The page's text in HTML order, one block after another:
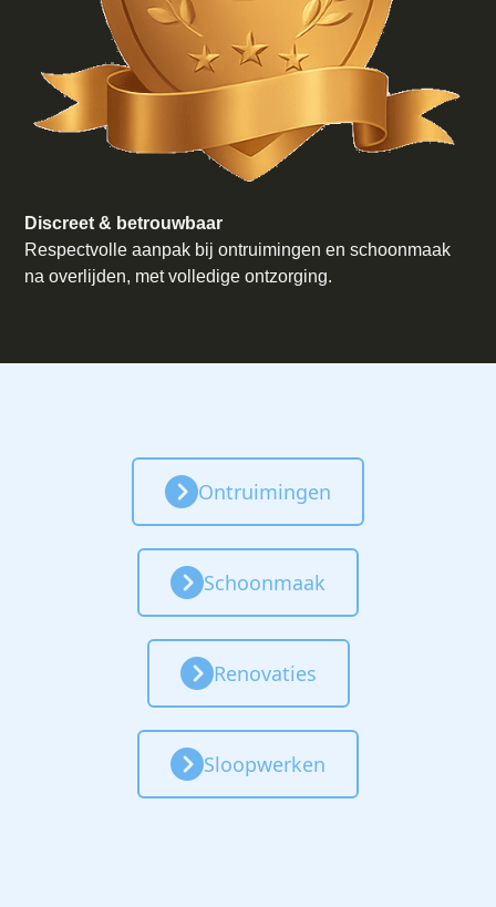
Discreet & betrouwbaar
Respectvolle aanpak bij ontruimingen en schoonmaak
na overlijden, met volledige ontzorging.
Ontruimingen
Schoonmaak
Renovaties
Sloopwerken